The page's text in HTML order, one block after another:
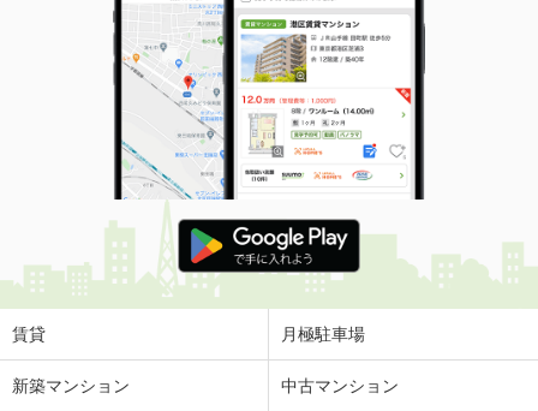
愛媛県松山市若草町
価 格
2,419万円
住 所
愛媛県松山市若草町
専有面積 73.71m²
間取り
4LDK
愛媛県松山市岩崎町１
価 格
2,890万円
住 所
愛媛県松山市岩崎町１
専有面積
愛媛県松山市鷹子町
賃貸 月極駐車場
新築マンション 中古マンション